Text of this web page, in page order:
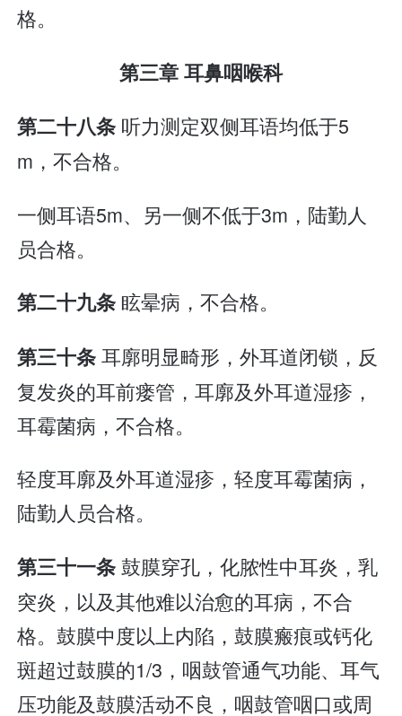
格。
第三章 耳鼻咽喉科
第二十八条 听力测定双侧耳语均低于5
m，不合格。
一侧耳语5m、另一侧不低于3m，陆勤人
员合格。
第二十九条 眩晕病，不合格。
第三十条耳廓明显畸形，外耳道闭锁，反
复发炎的耳前瘘管，耳廓及外耳道湿疹，
耳霉菌病，不合格。
轻度耳廓及外耳道湿疹，轻度耳霉菌病，
陆勤人员合格。
第三十一条鼓膜穿孔，化脓性中耳炎，乳
突炎，以及其他难以治愈的耳病，不合
格。鼓膜中度以上内陷，鼓膜瘢痕或钙化
斑超过鼓膜的1/3，咽鼓管通气功能、耳气
压功能及鼓膜活动不良，咽鼓管咽口或周